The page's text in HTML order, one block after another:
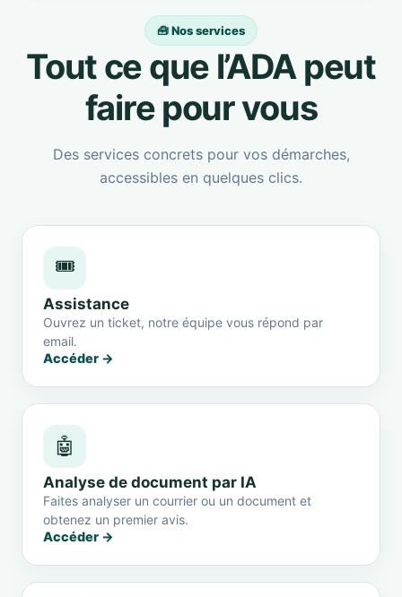
🧰 Nos services
Tout ce que l’ADA peut
faire pour vous
Des services concrets pour vos démarches,
accessibles en quelques clics.
🎟️
Assistance
Ouvrez un ticket, notre équipe vous répond par
email.
Accéder →
🤖
Analyse de document par IA
Faites analyser un courrier ou un document et
obtenez un premier avis.
Accéder →